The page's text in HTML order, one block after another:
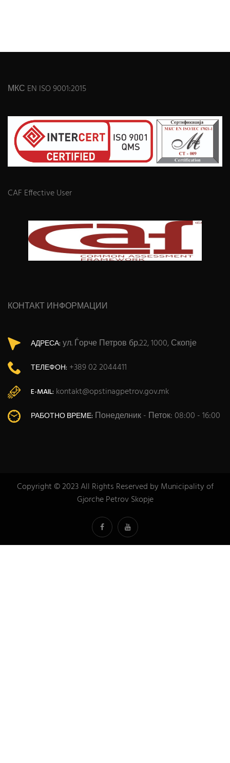
МКС EN ISO 9001:2015
CAF Effective User
КОНТАКТ ИНФОРМАЦИИ
АДРЕСА: ул. Ѓорче Петров бр.22, 1000, Скопје
ТЕЛЕФОН: +389 02 2044411
E-MAIL: kontakt@opstinagpetrov.gov.mk
РАБОТНО ВРЕМЕ: Понеделник - Петок: 08:00 - 16:00
Copyright © 2023 All Rights Reserved by Municipality of
Gjorche Petrov Skopje